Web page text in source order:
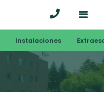
Instalaciones